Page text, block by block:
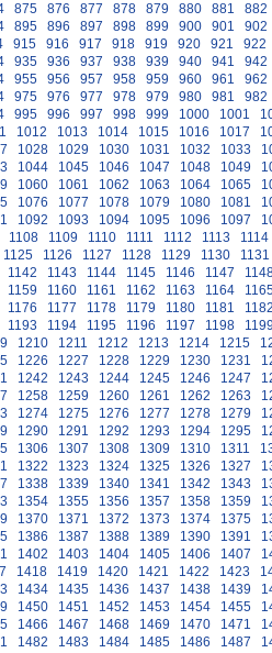
875 876 877 878 879 880 881 882
895 896 897 898 899 900 901 902
915 916 917 918 919 920 921 922
935 936 937 938 939 940 941 942
955 956 957 958 959 960 961 962
975 976 977 978 979 980 981 982
995 996 997 998 999 1000 1001
1012 1013 1014 1015 1016 1017
1028 1029 1030 1031 1032 1033
1044 1045 1046 1047 1048 1049
1060 1061 1062 1063 1064 1065
1076 1077 1078 1079 1080 1081
1092 1093 1094 1095 1096 1097
1108 1109 1110 1111 1112 1113 1114
1125 1126 1127 1128 1129 1130 1131
1142 1143 1144 1145 1146 1147
1159 1160 1161 1162 1163 1164
1176 1177 1178 1179 1180 1181 1182
1193 1194 1195 1196 1197 1198 1199
1210 1211 1212 1213 1214 1215
1226 1227 1228 1229 1230 1231
1242 1243 1244 1245 1246 1247
1258 1259 1260 1261 1262 1263
1274 1275 1276 1277 1278 1279
1290 1291 1292 1293 1294 1295
1306 1307 1308 1309 1310 1311
1322 1323 1324 1325 1326 1327
1338 1339 1340 1341 1342 1343
1354 1355 1356 1357 1358 1359
1370 1371 1372 1373 1374 1375
1386 1387 1388 1389 1390 1391
1402 1403 1404 1405 1406 1407
1418 1419 1420 1421 1422 1423
1434 1435 1436 1437 1438 1439
1450 1451 1452 1453 1454 1455
1466 1467 1468 1469 1470 1471
1482 1483 1484 1485 1486 1487